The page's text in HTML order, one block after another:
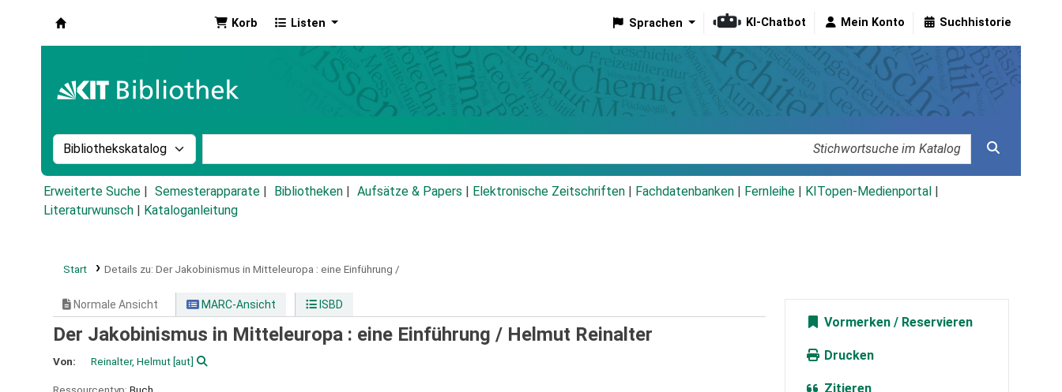
Korb Listen Sprachen KI-Chatbot Mein Konto Suchhistorie
Suche im Katalog nach:
Erweiterte Suche Semesterapparate Bibliotheken Aufsätze & Papers Elektronische Zeitschriften Fachdatenbanken Fernleihe KITopen-Medienportal
Literaturwunsch
Kataloganleitung
Start Details zu: Der Jakobinismus in Mitteleuropa : eine Einführung /
Normale Ansicht MARC-Ansicht ISBD
Der Jakobinismus in Mitteleuropa : eine Einführung / Helmut Reinalter
Von: Reinalter, Helmut[aut]
Ressourcentyp: Buch
Vormerken
Drucken
Zitieren